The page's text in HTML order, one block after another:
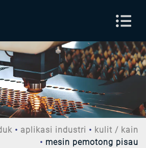
aplikasi industri
kulit / kain
mesin pemotong pisau